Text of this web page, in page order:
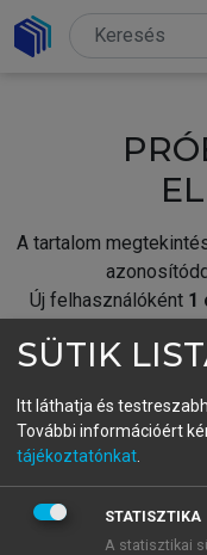
A tartalom
Új felhasználóként 1
fiókoddal,
A regisztráció után a
BELÉPÉS
SÜTIK
Itt láthatja és
További információért
tájékoztatónkat
STATISZTIKA
A statisztikai